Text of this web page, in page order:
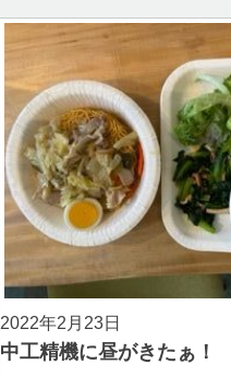
2022年2月23日
中工精機に昼がきたぁ！